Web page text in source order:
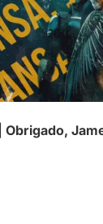
Obrigado,